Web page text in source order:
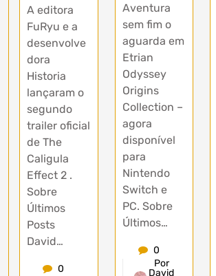
A editora
FuRyu e a
desenvolve
dora
Historia
lançaram o
segundo
trailer oficial
de The
Caligula
Effect 2 .
Sobre
Últimos
Posts
David…
0
Aventura
sem fim o
aguarda em
Etrian
Odyssey
Origins
Collection –
agora
disponível
para
Nintendo
Switch e
PC. Sobre
Últimos…
0
Por
David